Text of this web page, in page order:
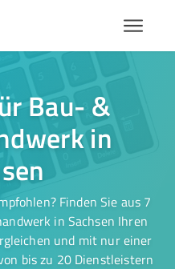
Bau- &
in
Finden Sie aus 7
in Sachsen Ihren
und mit nur einer
bis zu 20 Dienstleistern